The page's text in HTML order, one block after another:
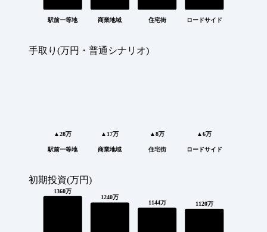
駅前一等地 商業地域 住宅街 ロードサイド
手取り(万円・普通シナリオ)
▲28万
駅前一等地
▲17万
商業地域
▲8万
住宅街
▲6万
ロードサイド
初期投資(万円)
1360万
1240万
1144万 1120万